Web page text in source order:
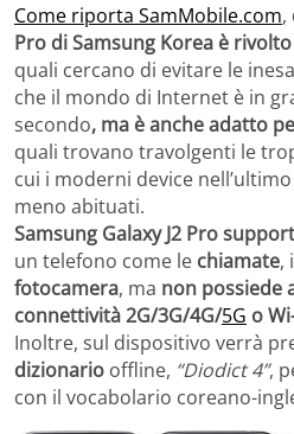
Come riporta SamMobile.com,
Pro di Samsung Korea è
quali cercano di evitare le
che il mondo di Internet è in
secondo, ma è anche adatto
quali trovano travolgenti le
cui i moderni device
meno abituati.
Samsung Galaxy J2 Pro
un telefono come le chiamate, i
fotocamera, ma non possiede
connettività 2G/3G/4G/5G o
Inoltre, sul dispositivo verrà
dizionario offline, “Diodict 4”,
con il vocabolario coreano-